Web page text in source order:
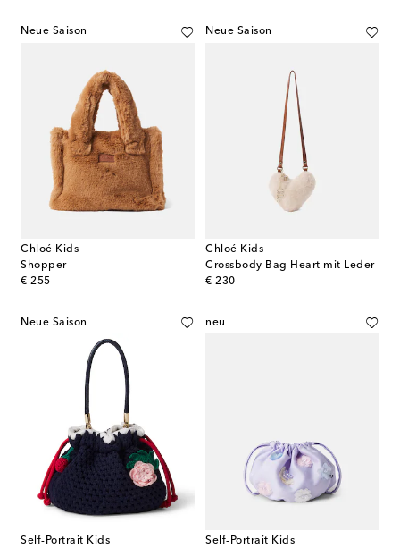
Neue Saison
Chloé Kids
Shopper
€ 255
original price
Neue Saison
Chloé Kids
Crossbody Bag Heart mit Leder
€ 230
original price
Neue Saison
Self-Portrait Kids
neu
Self-Portrait Kids